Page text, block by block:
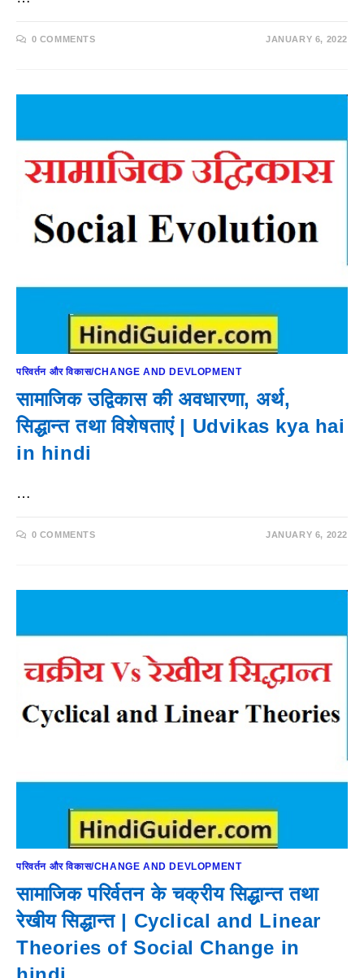
0 COMMENTS JANUARY 6, 2022
परिवर्तन और विकास/CHANGE AND DEVLOPMENT
सामाजिक उद्विकास की अवधारणा, अर्थ,
सिद्धान्त तथा विशेषताएं | Udvikas kya hai
in hindi
…
0 COMMENTS JANUARY 6, 2022
परिवर्तन और विकास/CHANGE AND DEVLOPMENT
सामाजिक परिर्वतन के चक्रीय सिद्धान्त तथा
रेखीय सिद्धान्त | Cyclical and Linear
Theories of Social Change in